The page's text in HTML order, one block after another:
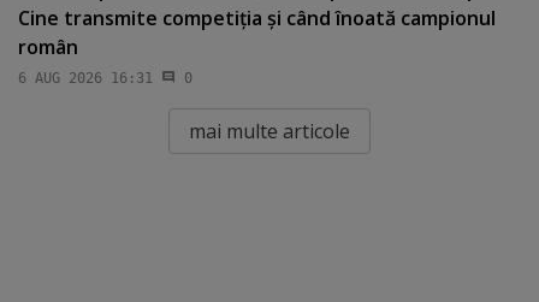
Cine transmite competiţia şi când înoată campionul
român
6 AUG 2026 16:31 0
mai multe articole